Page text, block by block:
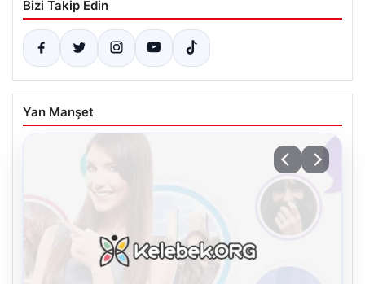
Bizi Takip Edin
Yan Manşet